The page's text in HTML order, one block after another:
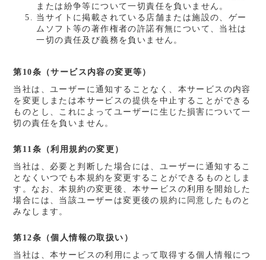
または紛争等について一切責任を負いません。
当サイトに掲載されている店舗または施設の、ゲー
ムソフト等の著作権者の許諾有無について、当社は
一切の責任及び義務を負いません。
第10条（サービス内容の変更等）
当社は、ユーザーに通知することなく、本サービスの内容
を変更しまたは本サービスの提供を中止することができる
ものとし、これによってユーザーに生じた損害について一
切の責任を負いません。
第11条（利用規約の変更）
当社は、必要と判断した場合には、ユーザーに通知するこ
となくいつでも本規約を変更することができるものとしま
す。なお、本規約の変更後、本サービスの利用を開始した
場合には、当該ユーザーは変更後の規約に同意したものと
みなします。
第12条（個人情報の取扱い）
当社は、本サービスの利用によって取得する個人情報につ